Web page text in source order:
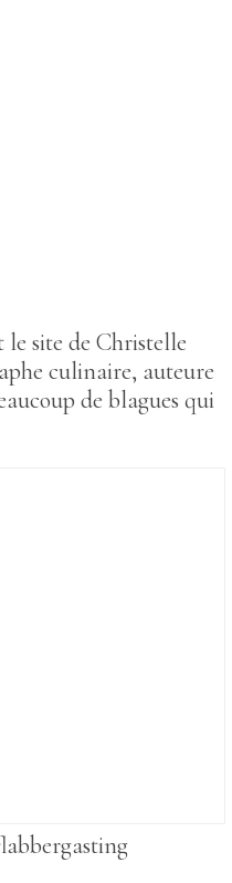
le site de Christelle
culinaire, auteure
de blagues qui